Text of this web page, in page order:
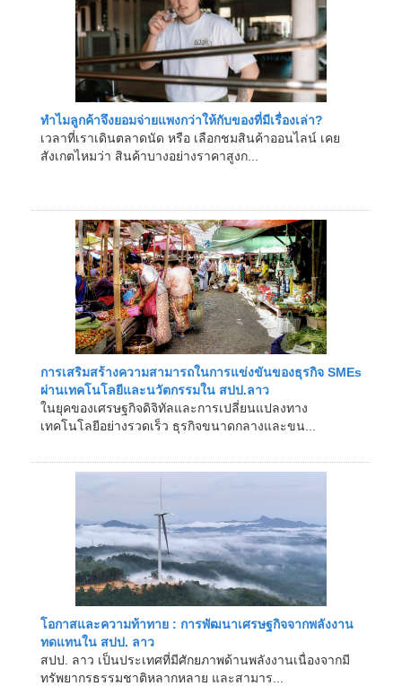
ทำไมลูกค้าจึงยอมจ่ายแพงกว่าให้กับของที่มีเรื่องเล่า?
เวลาที่เราเดินตลาดนัด หรือ เลือกชมสินค้าออนไลน์ เคย
สังเกตไหมว่า สินค้าบางอย่างราคาสูงก...
การเสริมสร้างความสามารถในการแข่งขันของธุรกิจ SMEs
ผ่านเทคโนโลยีและนวัตกรรมใน สปป.ลาว
ในยุคของเศรษฐกิจดิจิทัลและการเปลี่ยนแปลงทาง
เทคโนโลยีอย่างรวดเร็ว ธุรกิจขนาดกลางและขน...
โอกาสและความท้าทาย : การพัฒนาเศรษฐกิจจากพลังงาน
ทดแทนใน สปป. ลาว
สปป. ลาว เป็นประเทศที่มีศักยภาพด้านพลังงานเนื่องจากมี
ทรัพยากรธรรมชาติหลากหลาย และสามาร...